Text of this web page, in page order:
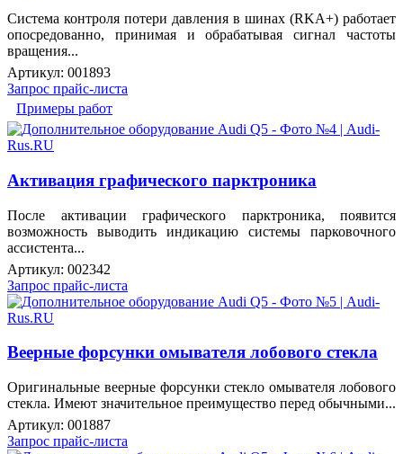
Система контроля потери давления в шинах (RKA+) работает
опосредованно, принимая и обрабатывая сигнал частоты
вращения...
Артикул: 001893
Запрос прайс-листа
Примеры работ
Активация графического парктроника
После активации графического парктроника, появится
возможность выводить индикацию системы парковочного
ассистента...
Артикул: 002342
Запрос прайс-листа
Веерные форсунки омывателя лобового стекла
Оригинальные веерные форсунки стекло омывателя лобового
стекла. Имеют значительное преимущество перед обычными...
Артикул: 001887
Запрос прайс-листа